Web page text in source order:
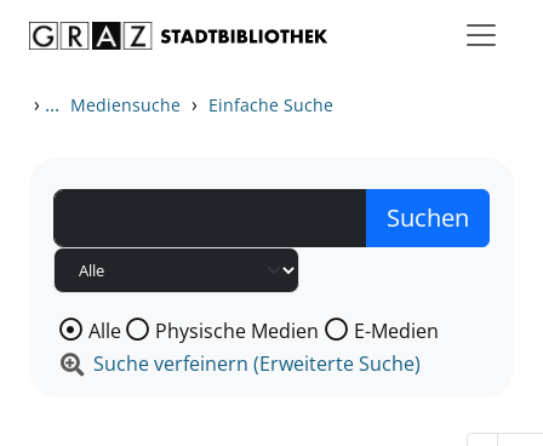
› ... Mediensuche › Einfache Suche
Wählen Sie die Medienart nach der Sie suchen wollen.
Alle Physische Medien
E-Medien
Suche verfeinern (Erweiterte Suche)